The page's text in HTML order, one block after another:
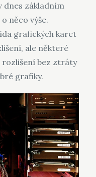
dnes základním
něco výše.
grafických karet
ale některé
rozlišení bez ztráty
grafiky.